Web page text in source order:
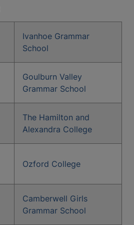
Ivanhoe Grammar
School
Goulburn Valley
Grammar School
The Hamilton and
Alexandra College
Ozford College
Camberwell Girls
Grammar School